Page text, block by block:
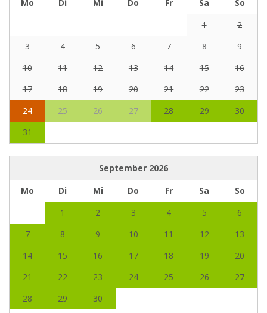
Mo
Di Mi Do Fr Sa
So
1
2
3
4 5 6 7 8
9
10
11 12 13 14 15
16
17
18 19 20 21 22
23
24
25 26 27 28 29
30
31
September 2026
Mo
Di Mi Do Fr Sa
So
1
2 3 4 5
6
7
8 9 10 11 12
13
14
15 16 17 18 19
20
21
22 23 24 25 26
27
28
29 30